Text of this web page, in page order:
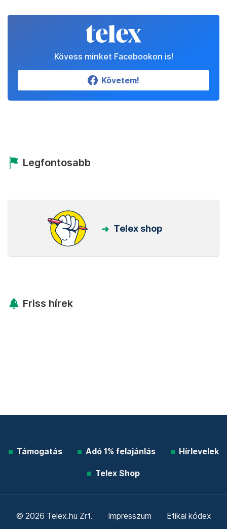
Kövess minket Facebookon is!
Követem!
Legfontosabb
Telex shop
Friss hírek
Támogatás Adó 1% felajánlás Hírlevelek
Telex Shop
© 2026 Telex.hu Zrt. Impresszum Etikai kódex